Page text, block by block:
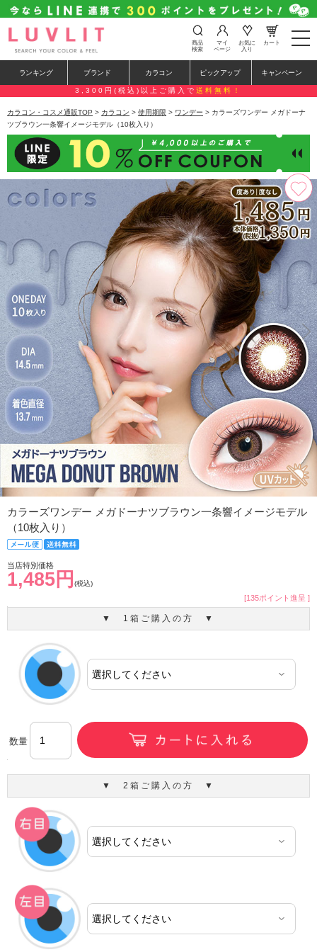
t
o
e
n
a
a
i
o
n
商品
検索
マイ
ページ
お気に
入り
カート
ランキング ブランド カラコン ピックアップ キャンペーン
3,300円(税込)以上ご購入で 送料無料！
カラコン・コスメ通販TOP > カラコン > 使用期限 > ワンデー > カラーズワンデー メガドーナ
ツブラウン一条響イメージモデル（10枚入り）
カラーズワンデー メガドーナツブラウン一条響イメージモデル
（10枚入り）
当店特別価格
1,485円 (税込)
[135ポイント進呈 ]
▼ 1箱ご購入の方 ▼
数量
▼ 2箱ご購入の方 ▼